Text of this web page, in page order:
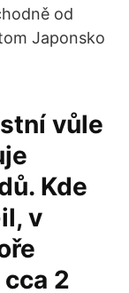
od
Japonsko
vůle
Kde
v
2